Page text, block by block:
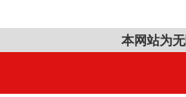
本网站为